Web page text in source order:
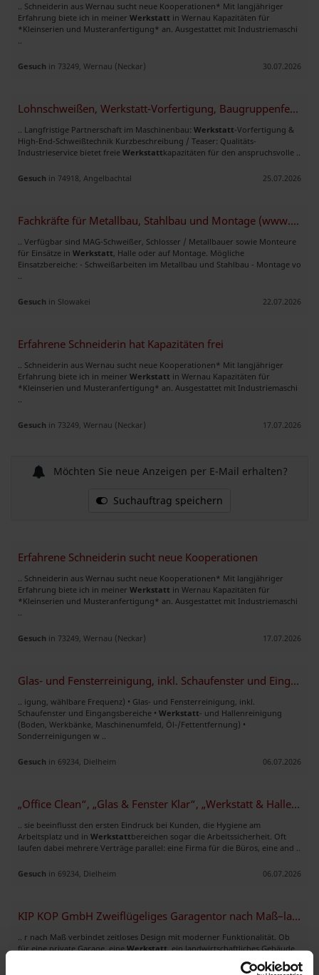
.. Schneiderin aus Wernau sucht neue Kooperationen* Mit langjähriger
Erfahrung biete ich in meiner Werkstatt in Wernau Kapazitäten für
*Kleinserien und Musteranfertigung* an. Ausgestattet mit Industriemaschi
..
Gesuch in 73249, Wernau (Neckar) 30.07.2026
Lohnschweißen, Werkstatt-Vorfertigung, Baugruppenfertigung, MIG MAG Sc
.. Langfristige Partnerschaft im Maschinenbau: Werkstatt-Vorfertigung &
High-End-Schweißtechnik Kurzbeschreibung / Teaser: Qualitäts-
Industrieservice bietet freie Werkstattkapazitäten für den anspruchsvolle ..
Gesuch in 74918, Angelbachtal 25.07.2026
Fachkräfte für Metallbau, Stahlbau und Montage (www.emga.sk)
.. Verfügbar sind MAG-Schweißer, Schlosser / Metallbauer sowie Monteure
für Einsätze in Werkstatt, Halle oder auf Montage. Mögliche
Einsatzbereiche: - Schweißarbeiten im Metallbau und Stahlbau - Montage vo
..
Gesuch in Slowakei 22.07.2026
Erfahrene Schneiderin hat Kapazitäten frei
.. Schneiderin aus Wernau sucht neue Kooperationen* Mit langjähriger
Erfahrung biete ich in meiner Werkstatt in Wernau Kapazitäten für
*Kleinserien und Musteranfertigung* an. Ausgestattet mit Industriemaschi
..
Gesuch in 73249, Wernau (Neckar) 17.07.2026
Möchten Sie neue Anzeigen per E-Mail erhalten?
Suchauftrag speichern
Erfahrene Schneiderin sucht neue Kooperationen
.. Schneiderin aus Wernau sucht neue Kooperationen* Mit langjähriger
Erfahrung biete ich in meiner Werkstatt in Wernau Kapazitäten für
*Kleinserien und Musteranfertigung* an. Ausgestattet mit Industriemaschi
Gesuch in 73249, Wernau (Neckar) 17.07.2026
Glas- und Fensterreinigung, inkl. Schaufenster und Eingangsbereiche •
.. igung, wählbare Frequenz) • Glas- und Fensterreinigung, inkl.
Schaufenster und Eingangsbereiche • Werkstatt- und Hallenreinigung
(Boden, Werkbänke, Maschinenumfeld, Öl-/Fettentfernung) •
Sonderreinigungen w ..
Gesuch in 69234, Dielheim 06.07.2026
„Office Clean“, „Glas & Fenster Klar“, „Werkstatt & Halle Pro
.. sie beeinflusst den ersten Eindruck bei Kunden, die Hygiene am
Arbeitsplatz und in Werkstattbereichen sogar die Arbeitssicherheit. Oft
laufen dabei mehrere Verträge parallel: eine Firma für die Büros, eine and ..
Gesuch in 69234, Dielheim 06.07.2026
KIP KOP GmbH Zweiflügeliges Garagentor nach Maß–langlebig und flexibel
.. r nach Maß verbindet zeitloses Design mit moderner Funktionalität. Ob
für eine private Garage, eineWerkstatt, ein landwirtschaftliches Gebäude
oder ein Gewerbeobjekt – als Garagentor nach Maß wird es millimet ..